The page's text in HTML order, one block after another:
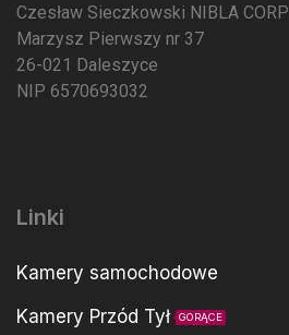
Czesław Sieczkowski NIBLA CORP
Marzysz Pierwszy nr 37
26-021 Daleszyce
NIP 6570693032
Linki
Kamery samochodowe
Kamery Przód Tył
GORĄCE